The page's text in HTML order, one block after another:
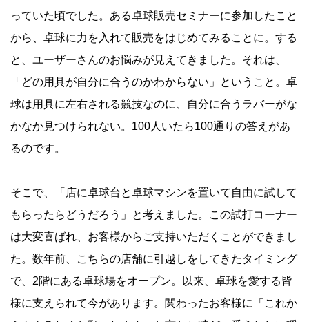
っていた頃でした。ある卓球販売セミナーに参加したこと
から、卓球に力を入れて販売をはじめてみることに。する
と、ユーザーさんのお悩みが見えてきました。それは、
「どの用具が自分に合うのかわからない」ということ。卓
球は用具に左右される競技なのに、自分に合うラバーがな
かなか見つけられない。100人いたら100通りの答えがあ
るのです。
そこで、「店に卓球台と卓球マシンを置いて自由に試して
もらったらどうだろう」と考えました。この試打コーナー
は大変喜ばれ、お客様からご支持いただくことができまし
た。数年前、こちらの店舗に引越しをしてきたタイミング
で、2階にある卓球場をオープン。以来、卓球を愛する皆
様に支えられて今があります。関わったお客様に「これか